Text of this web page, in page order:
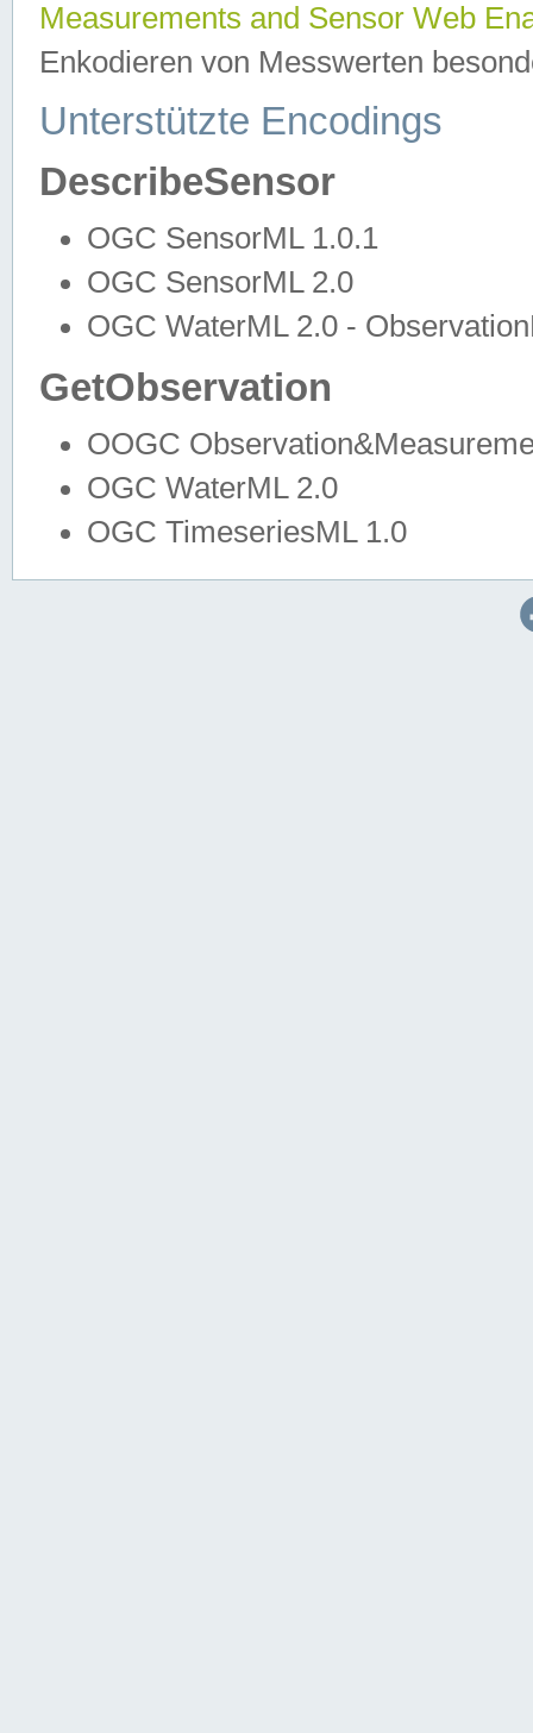
Measurements and Sensor Web
Enkodieren von Messwerten
Unterstützte Encodings
DescribeSensor
OGC SensorML 1.0.1
OGC SensorML 2.0
OGC WaterML 2.0 -
GetObservation
OOGC
OGC WaterML 2.0
OGC TimeseriesML 1.0